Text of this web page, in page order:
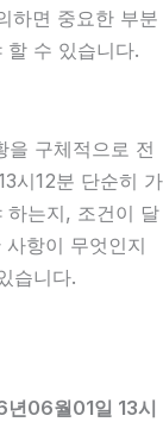
하면 중요한 부분
할 수 있습니다.
을 구체적으로 전
시12분 단순히 가
하는지, 조건이 달
항이 무엇인지
습니다.
년06월01일 13시